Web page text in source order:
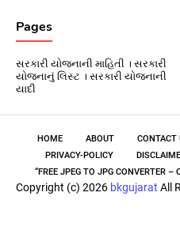
Pages
સરકારી યોજનાની માહિતી । સરકારી
યોજનાનું લિસ્ટ । સરકારી યોજનાની
યાદી
HOME ABOUT CONTACT
PRIVACY-POLICY
“FREE JPEG TO JPG CONVERTER
Copyright (c) 2026 bkgujarat All